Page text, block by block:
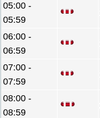
05:00 -
05:59
06:00 -
06:59
07:00 -
07:59
08:00 -
08:59